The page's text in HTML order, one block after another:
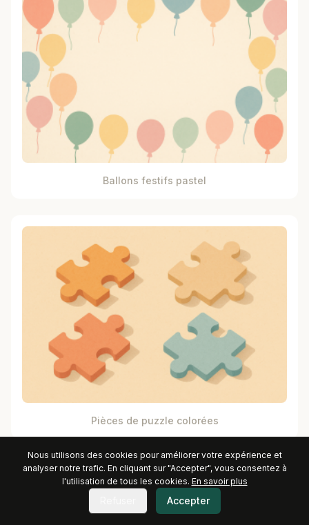
Ballons festifs pastel
Pièces de puzzle colorées
Nous utilisons des cookies pour améliorer votre expérience et
analyser notre trafic. En cliquant sur "Accepter", vous consentez à
l'utilisation de tous les cookies. En savoir plus
Accepter